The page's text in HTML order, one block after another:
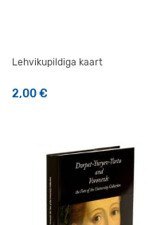
Lehvikupildiga kaart
2,00€